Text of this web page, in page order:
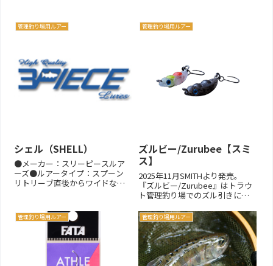
管理釣り場用ルアー
シェル（SHELL）
●メーカー：スリーピースルア
ーズ●ルアータイプ：スプーン
リトリーブ直後からワイドなウ
た"High Response Spoon"High
Response Area Spoonシェル
（SHELL）・仕様表...
管理釣り場用ルアー
ズルビー/Zurubee【スミ
ス】
2025年11月SMITHより発売。
『ズルビー/Zurubee』はトラウ
ト管理釣り場でのズル引きに特
覚で扱えます。おっきなズルビ
ー、ちっちゃなズルビーの２タ
イプがあります。製品仕様【製
品スペック】ちっちゃなズルビ
ーおっきなズルビー全...
管理釣り場用ルアー 管理釣り場用ルアー